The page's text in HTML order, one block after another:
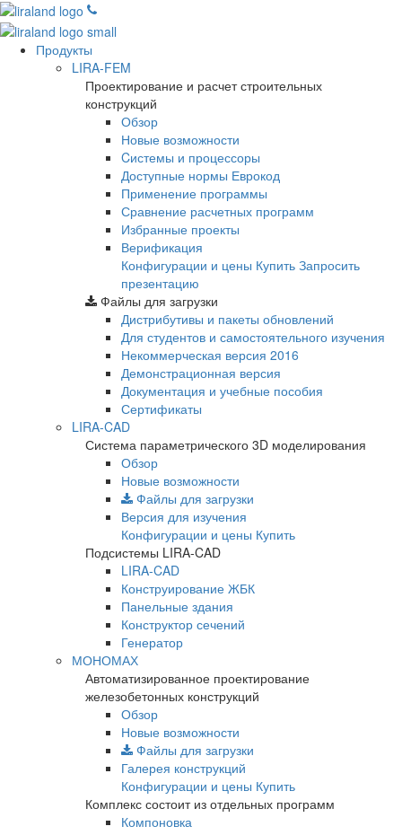
Продукты
LIRA-FEM
Проектирование и расчет строительных
конструкций
Обзор
Новые возможности
Cистемы и процессоры
Доступные нормы Еврокод
Применение программы
Сравнение расчетных программ
Избранные проекты
Верификация
Конфигурации и цены Купить Запросить
презентацию
Файлы для загрузки
Дистрибутивы и пакеты обновлений
Для студентов и самостоятельного изучения
Некоммерческая версия 2016
Демонстрационная версия
Документация и учебные пособия
Сертификаты
LIRA-CAD
Система параметрического 3D моделирования
Обзор
Новые возможности
Файлы для загрузки
Версия для изучения
Конфигурации и цены Купить
Подсистемы LIRA-CAD
LIRA-CAD
Конструирование ЖБК
Панельные здания
Конструктор сечений
Генератор
МОНОМАХ
Автоматизированное проектирование
железобетонных конструкций
Обзор
Новые возможности
Файлы для загрузки
Галерея конструкций
Конфигурации и цены Купить
Комплекс состоит из отдельных программ
Компоновка